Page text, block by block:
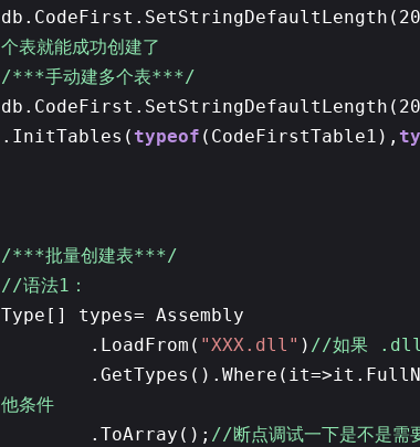
个表就能成功创建了
/***手动建多个表***/
.InitTables(typeof (CodeFirstTable1),
/***批量创建表***/
//语法1：
Type[] types= Assembly
.LoadFrom( "XXX.dll" ) //如果 .dll
他条件
.ToArray(); //断点调试一下是不是需